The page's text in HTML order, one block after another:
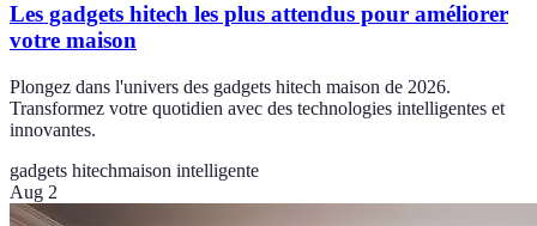
Les gadgets hitech les plus attendus pour améliorer
votre maison
Plongez dans l'univers des gadgets hitech maison de 2026.
Transformez votre quotidien avec des technologies intelligentes et
innovantes.
gadgets hitechmaison intelligente
Aug 2